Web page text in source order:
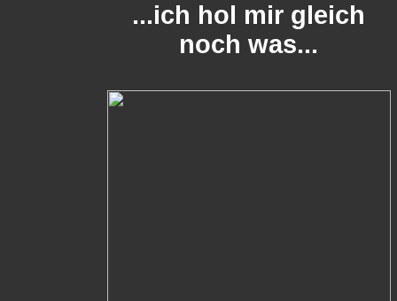
...ich hol mir gleich
noch was...